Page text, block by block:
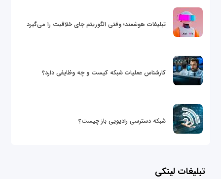
تبلیغات هوشمند؛ وقتی الگوریتم جای خلاقیت را می‌گیرد
کارشناس عملیات شبکه کیست و چه وظایفی دارد؟
شبکه دسترسی رادیویی باز چیست؟
تبلیغات لینکی